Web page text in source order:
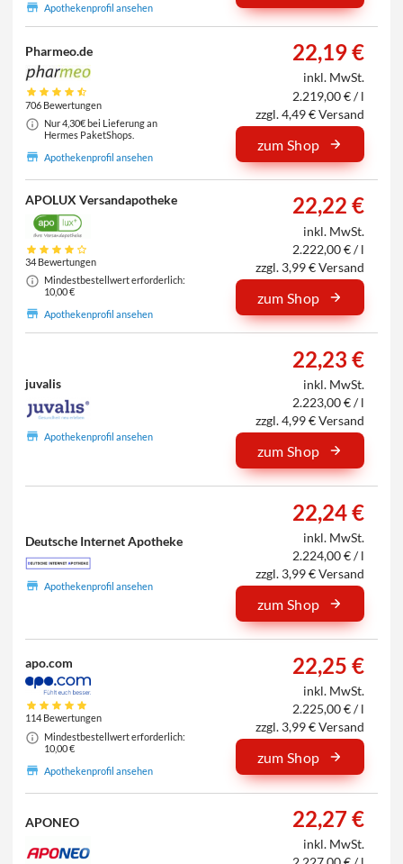
Apothekenprofil ansehen
Pharmeo.de
706 Bewertungen
Nur 4,30€ bei Lieferung an
Hermes PaketShops.
Apothekenprofil ansehen
22,19 €
inkl. MwSt.
2.219,00 € / l
zzgl. 4,49 € Versand
zum Shop
APOLUX Versandapotheke
34 Bewertungen
Mindestbestellwert erforderlich:
10,00 €
Apothekenprofil ansehen
22,22 €
inkl. MwSt.
2.222,00 € / l
zzgl. 3,99 € Versand
zum Shop
juvalis
Apothekenprofil ansehen
22,23 €
inkl. MwSt.
2.223,00 € / l
zzgl. 4,99 € Versand
zum Shop
Deutsche Internet Apotheke
Apothekenprofil ansehen
22,24 €
inkl. MwSt.
2.224,00 € / l
zzgl. 3,99 € Versand
zum Shop
apo.com
114 Bewertungen
Mindestbestellwert erforderlich:
10,00 €
Apothekenprofil ansehen
22,25 €
inkl. MwSt.
2.225,00 € / l
zzgl. 3,99 € Versand
zum Shop
APONEO 22,27 €
inkl. MwSt.